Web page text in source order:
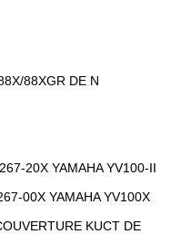
88XGR DE N
20X YAMAHA YV100-II
00X YAMAHA YV100X
KUCT DE